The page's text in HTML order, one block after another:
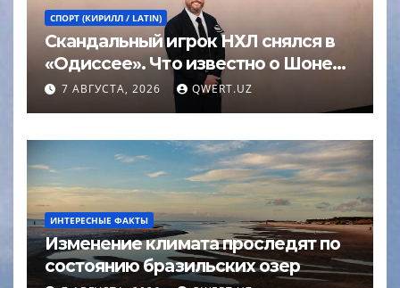
СПОРТ (КИРИЛЛ / LATIN)
Скандальный игрок НХЛ снялся в
«Одиссее». Что известно о Шоне
Эйвери
7 АВГУСТА, 2026 QWERT.UZ
ИНТЕРЕСНЫЕ ФАКТЫ
Изменение климата проследят по
состоянию бразильских озер